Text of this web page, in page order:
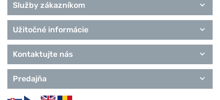
Služby zákazníkom
Užitočné informácie
Kontaktujte nás
Predajňa